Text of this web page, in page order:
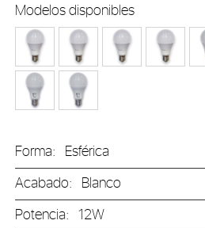
Modelos disponibles
Forma: Esférica
Acabado: Blanco
Potencia:12W